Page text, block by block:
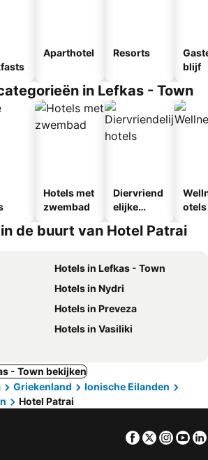
Aparthotel Resorts
blijf
in Lefkas - Town
Hotels met
zwembad
Diervriend
elijke
otels
de buurt van Hotel Patrai
Hotels in Lefkas - Town
Hotels in Nydri
Hotels in Preveza
Hotels in Vasiliki
- Town bekijken
Griekenland
Ionische Eilanden
Hotel Patrai
Facebook
Twitter